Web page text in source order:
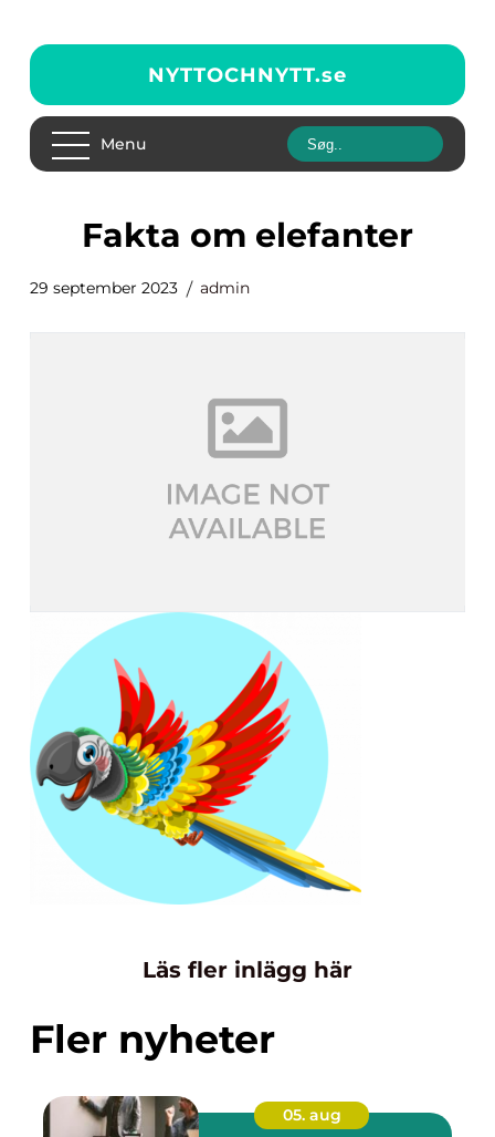
NYTTOCHNYTT.se
Menu
fakta om elefanter
29 september 2023 admin
Läs fler inlägg här
Fler nyheter
05. aug